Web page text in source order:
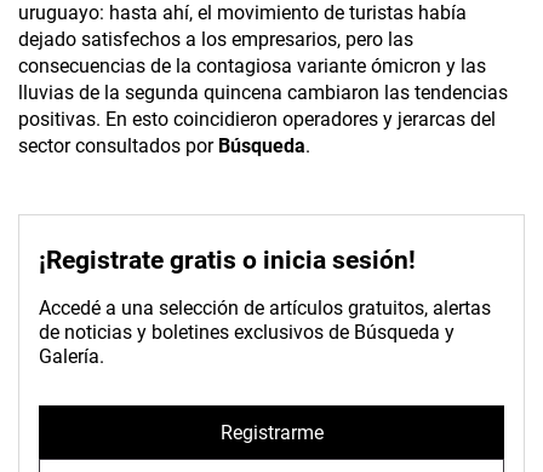
uruguayo: hasta ahí, el movimiento de turistas había
dejado satisfechos a los empresarios, pero las
consecuencias de la contagiosa variante ómicron y las
lluvias de la segunda quincena cambiaron las tendencias
positivas. En esto coincidieron operadores y jerarcas del
sector consultados por Búsqueda.
¡Registrate gratis o inicia sesión!
Accedé a una selección de artículos gratuitos, alertas
de noticias y boletines exclusivos de Búsqueda y
Galería.
Registrarme